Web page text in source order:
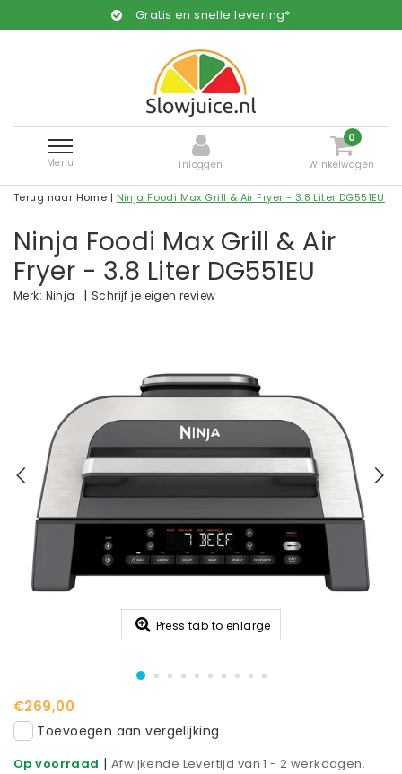
Gratis en snelle levering*
Menu Inloggen
0
Winkelwagen
Terug naar Home | Ninja Foodi Max Grill & Air Fryer - 3.8 Liter DG551EU
Ninja Foodi Max Grill & Air
Fryer - 3.8 Liter DG551EU
Merk: Ninja | Schrijf je eigen review
Press tab to enlarge
€269,00
Toevoegen aan vergelijking
Op voorraad | Afwijkende Levertijd van 1 - 2 werkdagen.